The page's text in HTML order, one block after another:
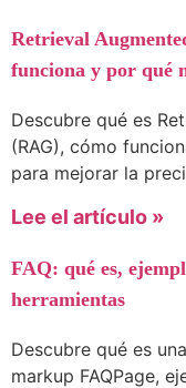
Retrieval
funciona y por qué
Descubre qué es
(RAG), cómo
para mejorar la
Lee el artículo »
FAQ: qué es,
herramientas
Descubre qué es
markup FAQPage,